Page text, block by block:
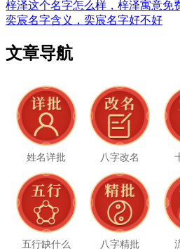
梓泽这个名字怎么样，梓泽寓意免
奕宸名字含义，奕宸名字好不好
文章导航
姓名详批 八字改名
五行缺什么 八字精批